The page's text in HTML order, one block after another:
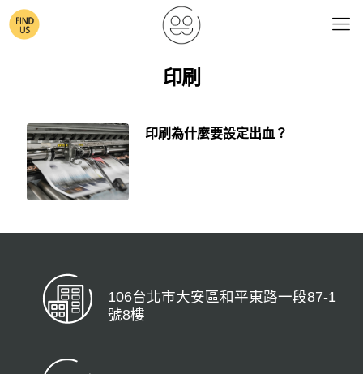
印刷
印刷為什麼要設定出血？
106台北市大安區和平東路一段87-1
號8樓